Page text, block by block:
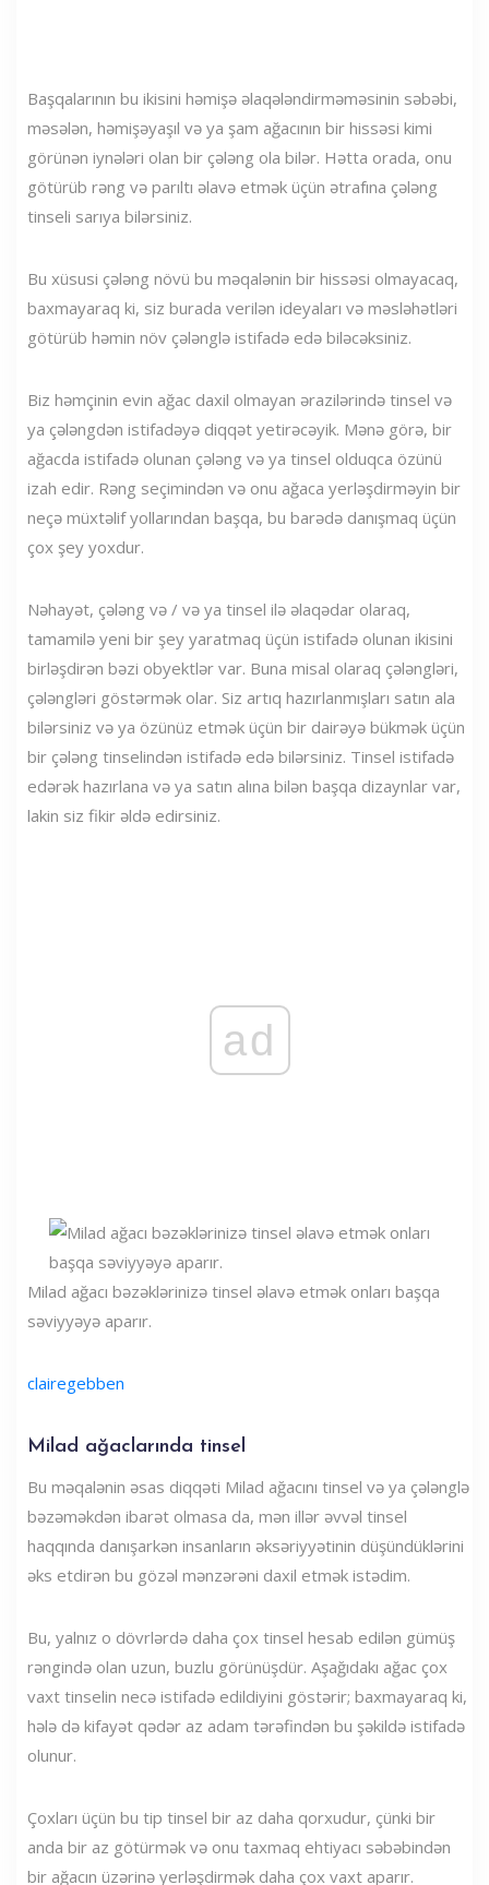
Başqalarının bu ikisini həmişə əlaqələndirməməsinin səbəbi,
məsələn, həmişəyaşıl və ya şam ağacının bir hissəsi kimi
görünən iynələri olan bir çələng ola bilər. Hətta orada, onu
götürüb rəng və parıltı əlavə etmək üçün ətrafına çələng
tinseli sarıya bilərsiniz.
Bu xüsusi çələng növü bu məqalənin bir hissəsi olmayacaq,
baxmayaraq ki, siz burada verilən ideyaları və məsləhətləri
götürüb həmin növ çələnglə istifadə edə biləcəksiniz.
Biz həmçinin evin ağac daxil olmayan ərazilərində tinsel və
ya çələngdən istifadəyə diqqət yetirəcəyik. Mənə görə, bir
ağacda istifadə olunan çələng və ya tinsel olduqca özünü
izah edir. Rəng seçimindən və onu ağaca yerləşdirməyin bir
neçə müxtəlif yollarından başqa, bu barədə danışmaq üçün
çox şey yoxdur.
Nəhayət, çələng və / və ya tinsel ilə əlaqədar olaraq,
tamamilə yeni bir şey yaratmaq üçün istifadə olunan ikisini
birləşdirən bəzi obyektlər var. Buna misal olaraq çələngləri,
çələngləri göstərmək olar. Siz artıq hazırlanmışları satın ala
bilərsiniz və ya özünüz etmək üçün bir dairəyə bükmək üçün
bir çələng tinselindən istifadə edə bilərsiniz. Tinsel istifadə
edərək hazırlana və ya satın alına bilən başqa dizaynlar var,
lakin siz fikir əldə edirsiniz.
ad
Milad ağacı bəzəklərinizə tinsel əlavə etmək onları başqa
səviyyəyə aparır.
clairegebben
Milad ağaclarında tinsel
Bu məqalənin əsas diqqəti Milad ağacını tinsel və ya çələnglə
bəzəməkdən ibarət olmasa da, mən illər əvvəl tinsel
haqqında danışarkən insanların əksəriyyətinin düşündüklərini
əks etdirən bu gözəl mənzərəni daxil etmək istədim.
Bu, yalnız o dövrlərdə daha çox tinsel hesab edilən gümüş
rəngində olan uzun, buzlu görünüşdür. Aşağıdakı ağac çox
vaxt tinselin necə istifadə edildiyini göstərir; baxmayaraq ki,
hələ də kifayət qədər az adam tərəfindən bu şəkildə istifadə
olunur.
Çoxları üçün bu tip tinsel bir az daha qorxudur, çünki bir
anda bir az götürmək və onu taxmaq ehtiyacı səbəbindən
bir ağacın üzərinə yerləşdirmək daha çox vaxt aparır.